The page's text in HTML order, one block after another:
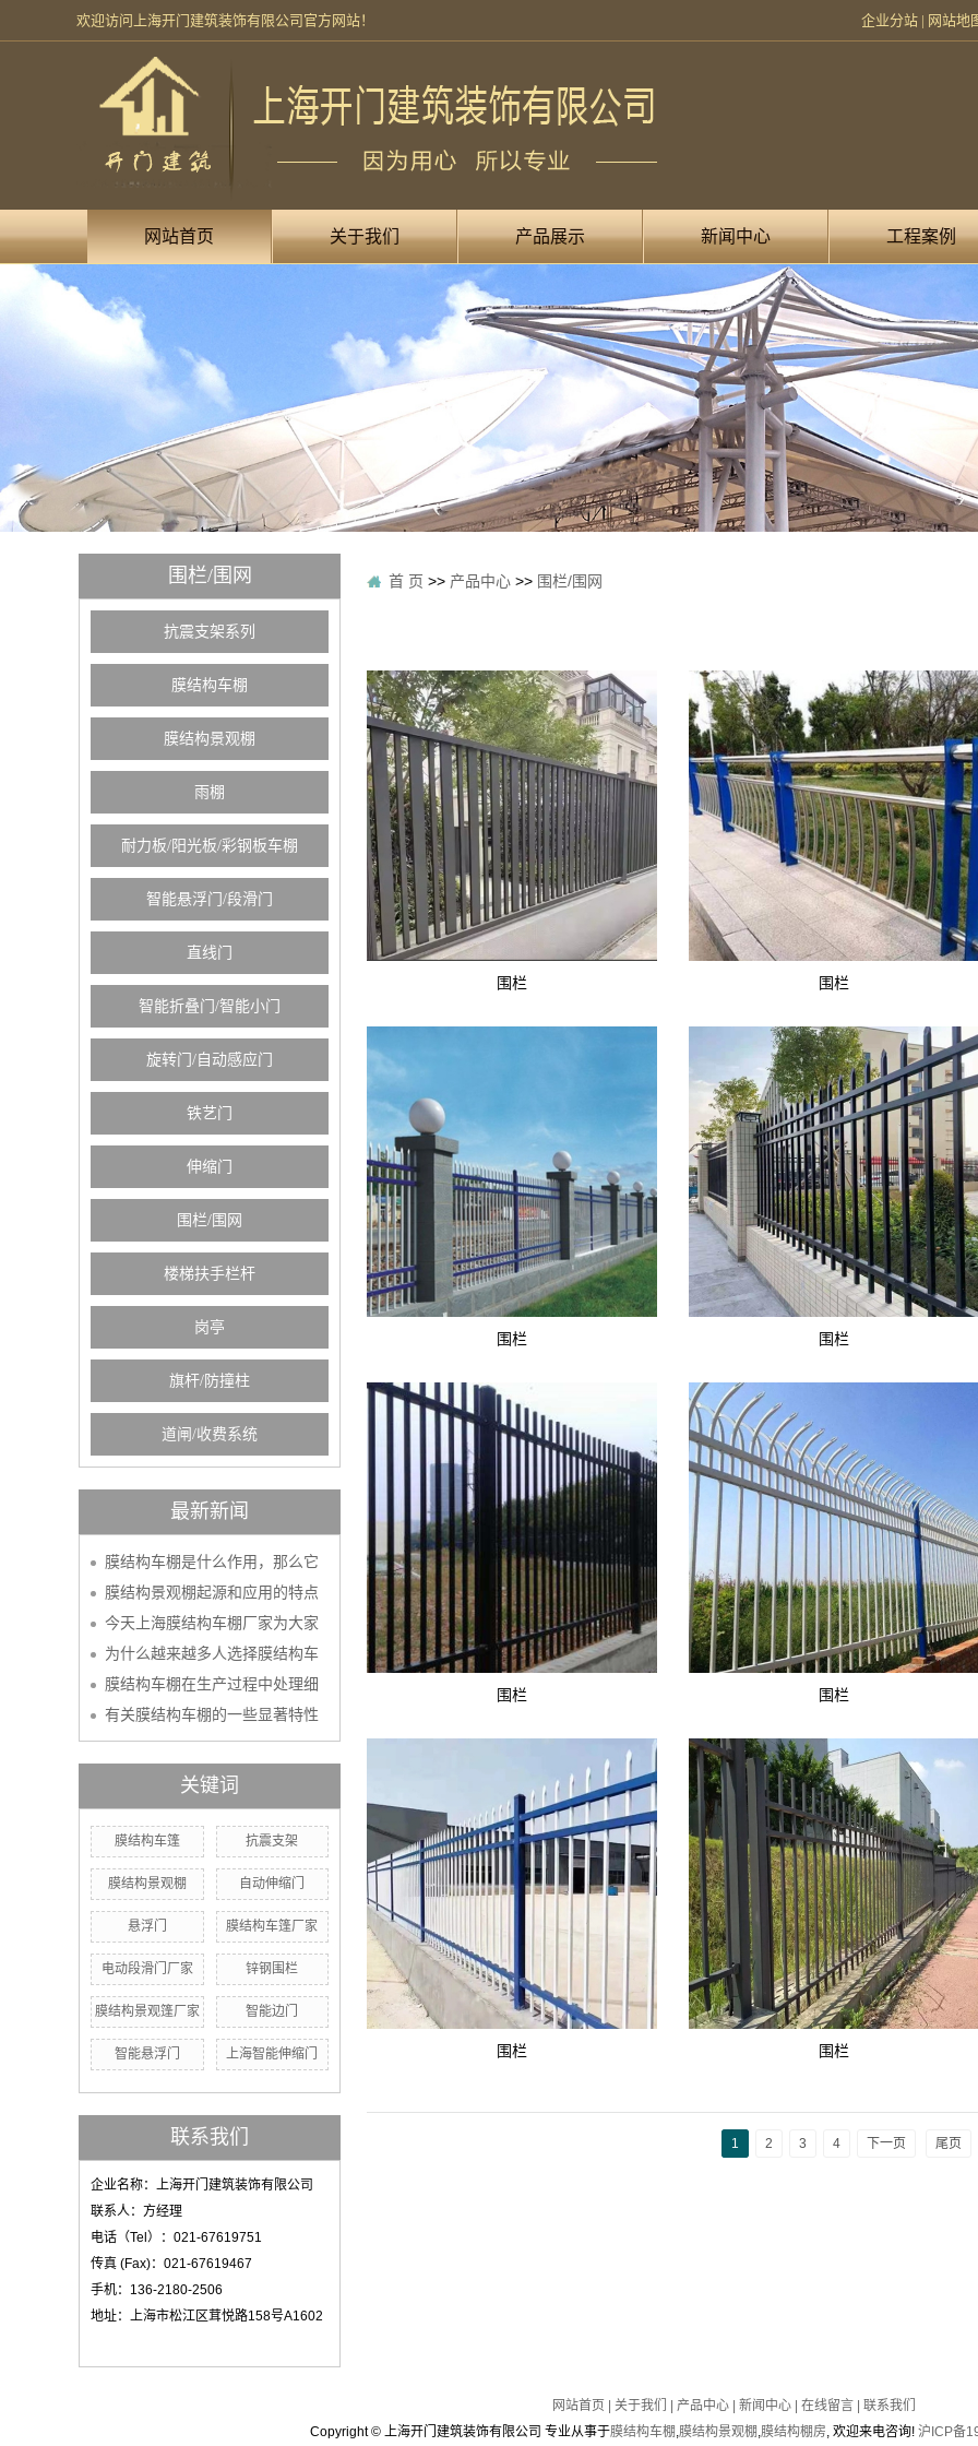
欢迎访问上海开门建筑装饰有限公司官方网站！ 企业分站| 网站地
网站首页 关于我们 产品展示 新闻中心 工程案例
围栏/围网
抗震支架系列
膜结构车棚
膜结构景观棚
雨棚
耐力板/阳光板/彩钢板车棚
智能悬浮门/段滑门
直线门
智能折叠门/智能小门
旋转门/自动感应门
铁艺门
伸缩门
围栏/围网
楼梯扶手栏杆
岗亭
旗杆/防撞柱
道闸/收费系统
最新新闻
膜结构车棚是什么作用，那么它
膜结构景观棚起源和应用的特点
今天上海膜结构车棚厂家为大家
为什么越来越多人选择膜结构车
膜结构车棚在生产过程中处理细
有关膜结构车棚的一些显著特性
关键词
膜结构车篷 抗震支架
膜结构景观棚 自动伸缩门
悬浮门 膜结构车篷厂家
电动段滑门厂家 锌钢围栏
膜结构景观篷厂家 智能边门
智能悬浮门 上海智能伸缩门
联系我们
企业名称：上海开门建筑装饰有限公司
联系人：方经理
电话（Tel）：021-67619751
传真 (Fax)：021-67619467
手机：136-2180-2506
地址：上海市松江区茸悦路158号A1602
首 页 >> 产品中心 >> 围栏/围网
围栏 围栏
围栏 围栏
围栏 围栏
围栏 围栏
1 2 3 4 下一页 尾页
网站首页 关于我们 产品中心| 新闻中心| 在线留言| 联系我们
Copyright © 上海开门建筑装饰有限公司 专业从事于膜结构车棚,膜结构景观棚,膜结构棚房, 欢迎来电咨询! 沪ICP备